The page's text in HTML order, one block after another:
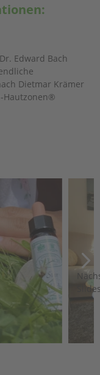
Edward Bach
Dietmar Krämer
Hautzonen®